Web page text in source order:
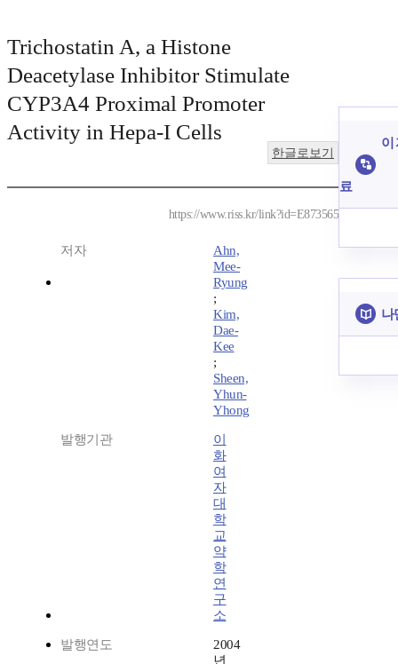
Trichostatin A, a Histone
Deacetylase Inhibitor Stimulate
CYP3A4 Proximal Promoter
Activity in Hepa-I Cells
한글로보기
https://www.riss.kr/link?id=E873565
저자
Ahn,
Mee-
Ryung
;
Kim,
Dae-
Kee
;
Sheen,
Yhun-
Yhong
발행기관
이
화
여
자
대
학
교
약
학
연
구
소
발행연도
2004
년
이
료
나